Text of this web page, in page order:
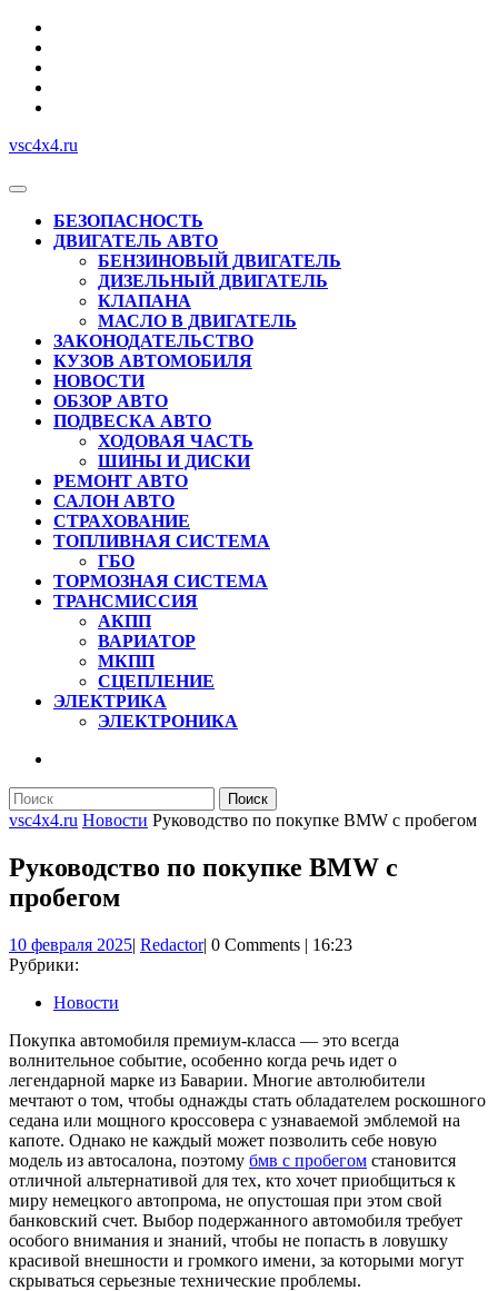
Перейти
содержимому
vsc4x4.ru
Кнопка
ОткрытьБЕЗОПАСНОСТЬ
ДВИГАТЕЛЬ АВТО
БЕНЗИНОВЫЙ ДВИГАТЕЛЬ
ДИЗЕЛЬНЫЙ ДВИГАТЕЛЬ
КЛАПАНА
МАСЛО В ДВИГАТЕЛЬ
ЗАКОНОДАТЕЛЬСТВО
КУЗОВ АВТОМОБИЛЯ
НОВОСТИ
ОБЗОР АВТО
ПОДВЕСКА АВТО
ХОДОВАЯ ЧАСТЬ
ШИНЫ И ДИСКИ
РЕМОНТ АВТО
САЛОН АВТО
СТРАХОВАНИЕ
ТОПЛИВНАЯ СИСТЕМА
ГБО
ТОРМОЗНАЯ СИСТЕМА
ТРАНСМИССИЯ
АКПП
ВАРИАТОР
МКПП
СЦЕПЛЕНИЕ
ЭЛЕКТРИКА
ЭЛЕКТРОНИКА
КНОПКА
Найти:
vsc4x4.ru Новости Руководство по покупке BMW с пробегом
Руководство по покупке BMW с
пробегом
10 февраля 202510
| RedactorRedactor
| 0 Comments | 16:23
Рубрики:
Новости
Покупка автомобиля премиум-класса — это всегда
волнительное событие, особенно когда речь идет о
легендарной марке из Баварии. Многие автолюбители
мечтают о том, чтобы однажды стать обладателем роскошного
седана или мощного кроссовера с узнаваемой эмблемой на
капоте. Однако не каждый может позволить себе новую
модель из автосалона, поэтому бмв с пробегом становится
отличной альтернативой для тех, кто хочет приобщиться к
миру немецкого автопрома, не опустошая при этом свой
банковский счет. Выбор подержанного автомобиля требует
особого внимания и знаний, чтобы не попасть в ловушку
красивой внешности и громкого имени, за которыми могут
скрываться серьезные технические проблемы.